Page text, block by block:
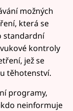
možných
která se
standardní
kontroly
jež se
těhotenství.
programy,
neinformuje